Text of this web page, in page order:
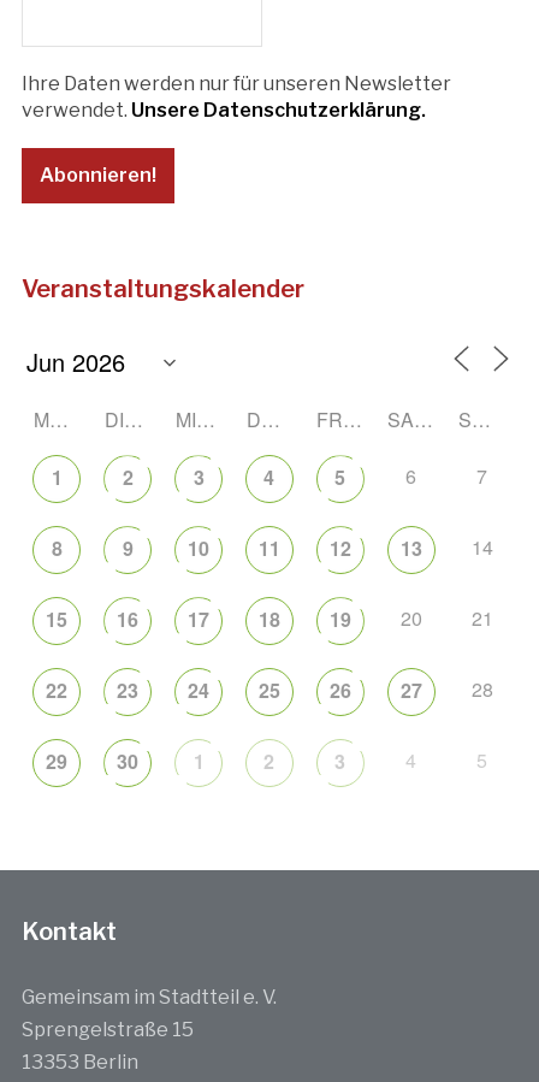
Ihre Daten werden nur für unseren Newsletter
verwendet. Unsere Datenschutzerklärung.
Veranstaltungskalender
MONTAG DIENSTAG MITTWOCH DONNERSTAG FREITAG SAMSTAG SONNTAG
1 2 3 4 5 6 7
8 9 10 11 12 13 14
15 16 17 18 19 20 21
22 23 24 25 26 27 28
29 30 1 2 3 4 5
Kontakt
Gemeinsam im Stadtteil e. V.
Sprengelstraße 15
13353 Berlin